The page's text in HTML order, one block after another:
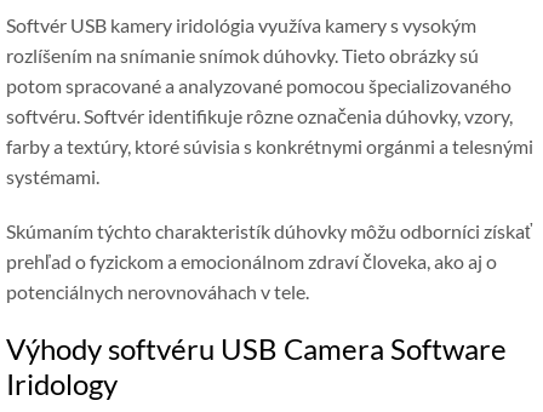
Softvér USB kamery iridológia využíva kamery s vysokým
rozlíšením na snímanie snímok dúhovky. Tieto obrázky sú
potom spracované a analyzované pomocou špecializovaného
softvéru. Softvér identifikuje rôzne označenia dúhovky, vzory,
farby a textúry, ktoré súvisia s konkrétnymi orgánmi a telesnými
systémami.
Skúmaním týchto charakteristík dúhovky môžu odborníci získať
prehľad o fyzickom a emocionálnom zdraví človeka, ako aj o
potenciálnych nerovnováhach v tele.
Výhody softvéru USB Camera Software
Iridology